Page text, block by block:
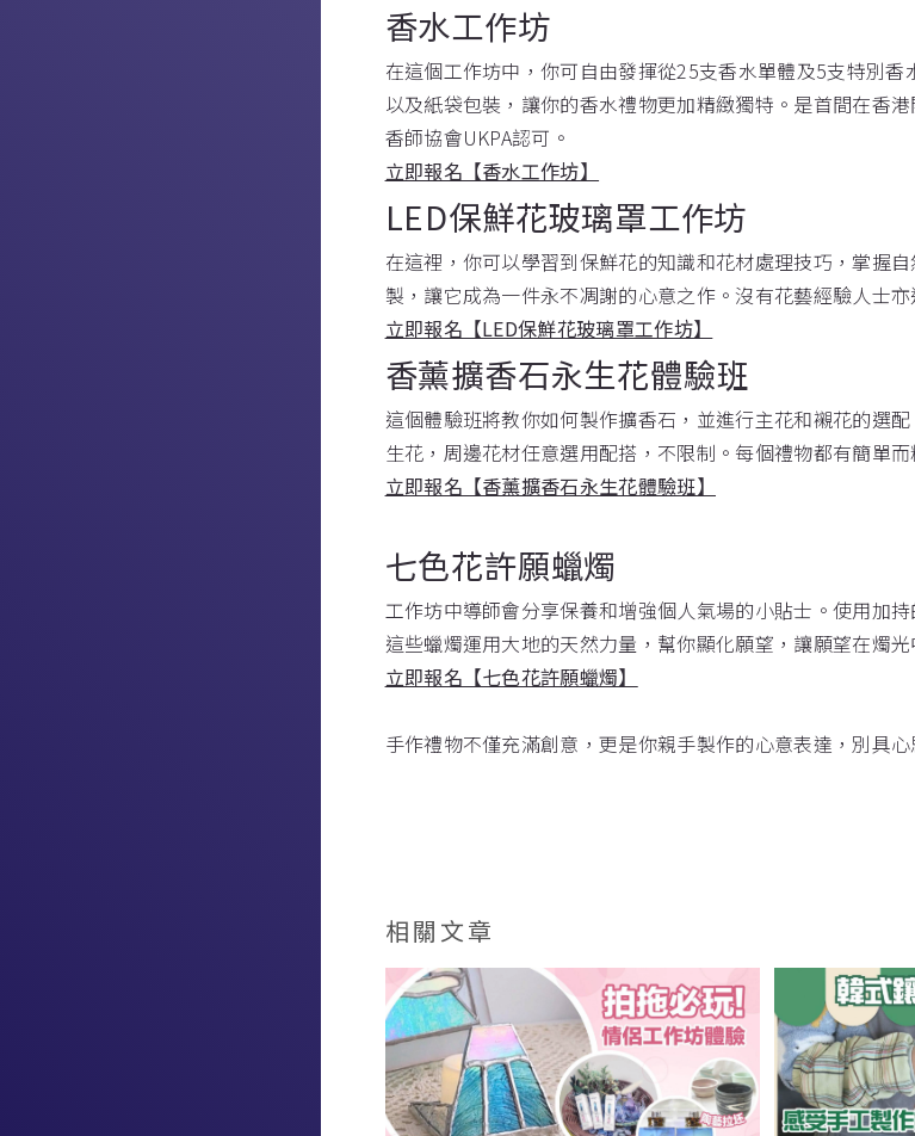
香水工作坊
在這個工作坊中，你可自由發揮從25支香水單體及5支特別
以及紙袋包裝，讓你的香水禮物更加精緻獨特。是首間在香
香師協會UKPA認可。
立即報名【香水工作坊】
LED保鮮花玻璃罩工作坊
在這裡，你可以學習到保鮮花的知識和花材處理技巧，掌握
製，讓它成為一件永不凋謝的心意之作。沒有花藝經驗人士亦
立即報名【LED保鮮花玻璃罩工作坊】
香薰擴香石永生花體驗班
這個體驗班將教你如何製作擴香石，並進行主花和襯花的選
生花，周邊花材任意選用配搭，不限制。每個禮物都有簡單
立即報名【香薰擴香石永生花體驗班】
七色花許願蠟燭
工作坊中導師會分享保養和增強個人氣場的小貼士。使用加
這些蠟燭運用大地的天然力量，幫你顯化願望，讓願望在燭光
立即報名【七色花許願蠟燭】
手作禮物不僅充滿創意，更是你親手製作的心意表達，別具
相關文章